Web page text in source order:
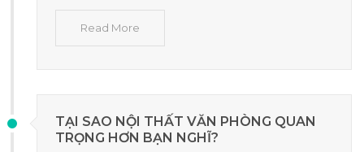
Read More
TẠI SAO NỘI THẤT VĂN PHÒNG QUAN
TRỌNG HƠN BẠN NGHĨ?